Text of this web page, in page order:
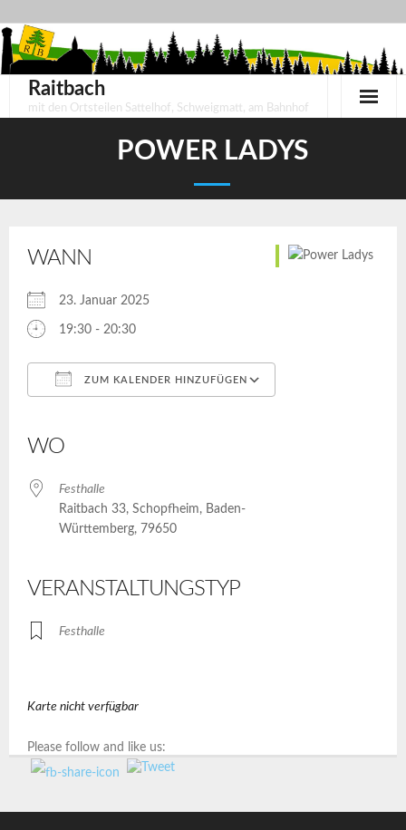
Skip
to
contentRaitbach
mit den Ortsteilen Sattelhof, Schweigmatt, am Bahnhof
POWER LADYS
WANN
23. Januar 2025
19:30 - 20:30
ZUM KALENDER HINZUFÜGEN
WO
Festhalle
Raitbach 33, Schopfheim, Baden-
Württemberg, 79650
VERANSTALTUNGSTYP
Festhalle
Karte nicht verfügbar
Please follow and like us: